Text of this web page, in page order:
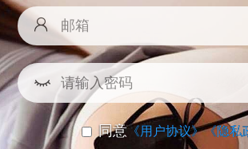
同意《用户协议》《隐私